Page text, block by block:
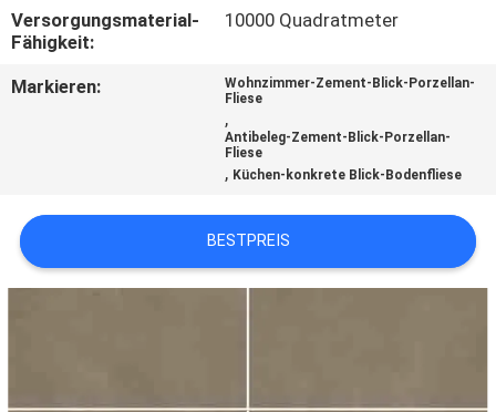
BITTE UM
EIN
ANGEBOT
DATENSCHUTZRICHTLINIE
Versorgungsmaterial-
Fähigkeit:
10000 Quadratmeter
Markieren:
Wohnzimmer-Zement-Blick-Porzellan-
Fliese
,
Antibeleg-Zement-Blick-Porzellan-
Fliese
, Küchen-konkrete Blick-Bodenfliese
BESTPREIS